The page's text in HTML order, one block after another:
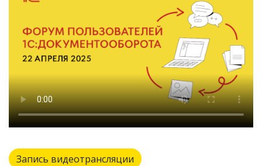
Запись видеотрансляции